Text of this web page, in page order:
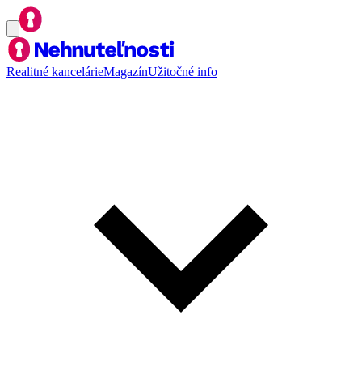
Realitné kancelárieMagazínUžitočné info